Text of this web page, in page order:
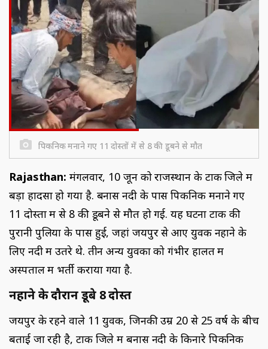
पिकनिक मनाने गए 11 दोस्तों में से 8 की डूबने से मौत
Rajasthan: मंगलवार, 10 जून को राजस्थान के टोंक जिले में
बड़ा हादसा हो गया है. बनास नदी के पास पिकनिक मनाने गए
11 दोस्तों में से 8 की डूबने से मौत हो गई. यह घटना टोंक की
पुरानी पुलिया के पास हुई, जहां जयपुर से आए युवक नहाने के
लिए नदी में उतरे थे. तीन अन्य युवकों को गंभीर हालत में
अस्पताल में भर्ती कराया गया है.
नहाने के दौरान डूबे 8 दोस्त
जयपुर के रहने वाले 11 युवक, जिनकी उम्र 20 से 25 वर्ष के बीच
बताई जा रही है, टोंक जिले में बनास नदी के किनारे पिकनिक